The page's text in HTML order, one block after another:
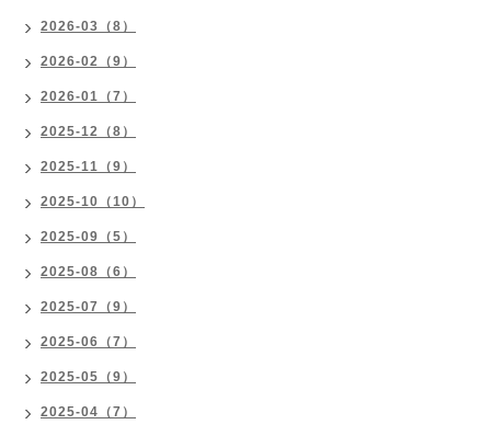
2026-03（8）
2026-02（9）
2026-01（7）
2025-12（8）
2025-11（9）
2025-10（10）
2025-09（5）
2025-08（6）
2025-07（9）
2025-06（7）
2025-05（9）
2025-04（7）